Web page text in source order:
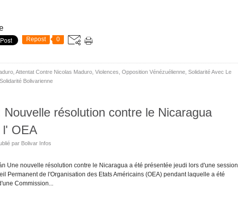
Repost 0
Attentat Contre Nicolas Maduro Violences Opposition Vénézuélienne Solidarité Avec Le
Bolivarienne
résolution contre le Nicaragua
l' OEA
par Bolivar Infos
Une nouvelle résolution contre le Nicaragua a été présentée jeudi lors d'une session
Permanent de l'Organisation des Etats Américains (OEA) pendant laquelle a été
Commission...